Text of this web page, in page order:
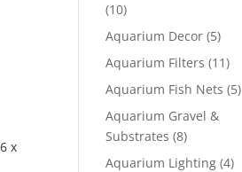
x
(10)
Aquarium Decor (5)
Aquarium Filters (11)
Aquarium Fish Nets (5)
Aquarium Gravel &
Substrates (8)
Aquarium Lighting (4)